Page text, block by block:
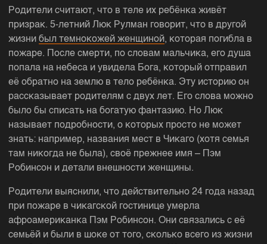
Родители считают, что в теле их ребёнка живёт
призрак. 5-летний Люк Рулман говорит, что в другой
жизни был темнокожей женщиной, которая погибла в
пожаре. После смерти, по словам мальчика, его душа
попала на небеса и увидела Бога, который отправил
её обратно на землю в тело ребёнка. Эту историю он
рассказывает родителям с двух лет. Его слова можно
было бы списать на богатую фантазию. Но Люк
называет подробности, о которых просто не может
знать: например, названия мест в Чикаго (хотя семья
там никогда не была), своё прежнее имя – Пэм
Робинсон и детали внешности женщины.
Родители выяснили, что действительно 24 года назад
при пожаре в чикагской гостинице умерла
афроамериканка Пэм Робинсон. Они связались с её
семьёй и были в шоке от того, сколько всего из жизни